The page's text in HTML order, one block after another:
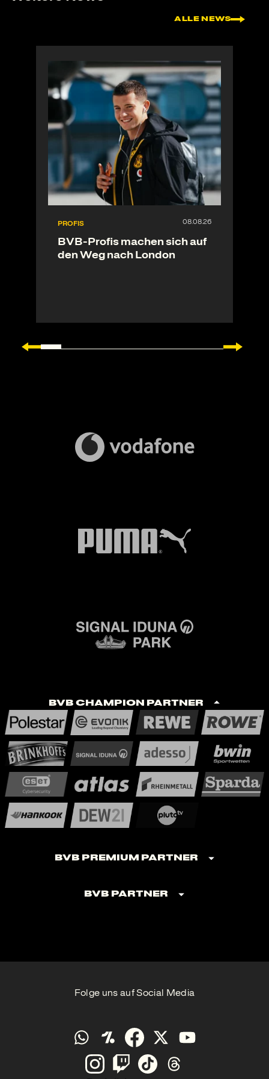
ALLE NEWS
PROFIS
BVB-Profis machen sich auf
den Weg nach London
BVB Champion Partner
BVB Premium Partner
BVB Partner
Folge uns auf Social Media